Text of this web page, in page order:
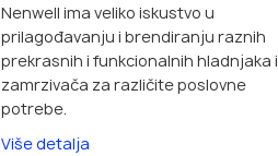
Nenwell ima veliko iskustvo u
prilagođavanju i brendiranju raznih
prekrasnih i funkcionalnih hladnjaka i
zamrzivača za različite poslovne
potrebe.
Više detalja